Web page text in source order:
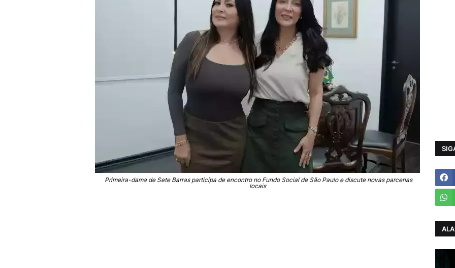
Primeira-dama de Sete Barras participa de encontro no Fundo Social de São Paulo e discute novas parcerias
locais